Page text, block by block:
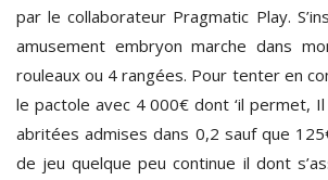
par le collaborateur Pragmatic Play.
amusement embryon marche dans
rouleaux ou 4 rangées. Pour tenter en
le pactole avec 4 000€ dont ‘il permet,
abritées admises dans 0,2 sauf que
de jeu quelque peu continue il dont